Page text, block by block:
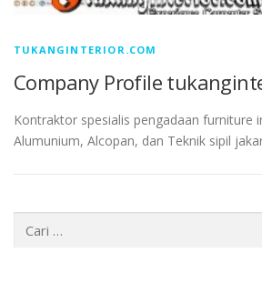
TUKANGINTERIOR.COM
Company Profile
Kontraktor spesialis pengadaan furniture
Alumunium, Alcopan, dan Teknik sipil